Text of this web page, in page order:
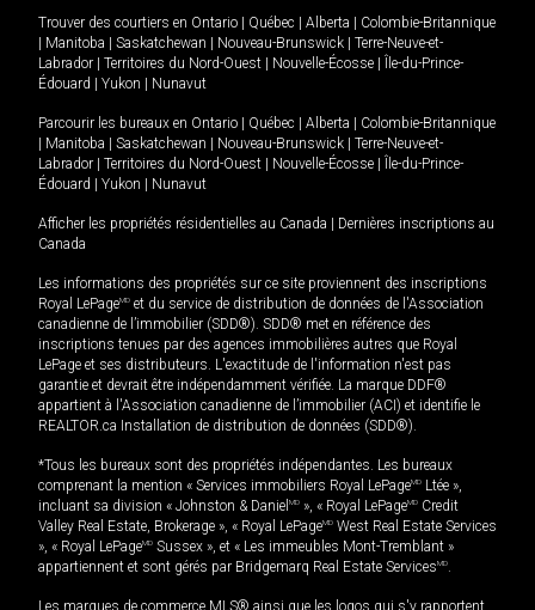
Trouver des courtiers en Ontario Québec Alberta
Colombie-Britannique
Manitoba Saskatchewan Nouveau-Brunswick
Terre-Neuve-et-
Labrador
Territoires du Nord-Ouest Nouvelle-Écosse
Île-du-Prince-
Édouard
Yukon Nunavut
Parcourir les bureaux en Ontario Québec Alberta
Colombie-Britannique
Manitoba Saskatchewan Nouveau-Brunswick
Terre-Neuve-et-
Labrador
Territoires du Nord-Ouest Nouvelle-Écosse
Île-du-Prince-
Édouard
Yukon Nunavut
Afficher les propriétés résidentielles au Canada
Dernières inscriptions au
Canada
Les informations des propriétés sur ce site proviennent des inscriptions
Royal LePageMD et du service de distribution de données de l'Association
canadienne de l’immobilier (SDD®). SDD® met en référence des
inscriptions tenues par des agences immobilières autres que Royal
LePage et ses distributeurs. L'exactitude de l'information n'est pas
garantie et devrait être indépendamment vérifiée. La marque DDF®
appartient à l'Association canadienne de l’immobilier (ACI) et identifie le
REALTOR.ca Installation de distribution de données (SDD®).
*Tous les bureaux sont des propriétés indépendantes. Les bureaux
comprenant la mention « Services immobiliers Royal LePageMD Ltée »,
incluant sa division « Johnston & Daniel MD », « Royal LePageMD Credit
Valley Real Estate, Brokerage », « Royal LePageMD West Real Estate Services
», « Royal LePageMD Sussex », et « Les immeubles Mont-Tremblant »
appartiennent et sont gérés par Bridgemarq Real Estate ServicesMD.
Les marques de commerce MLS® ainsi que les logos qui s'y rapportent